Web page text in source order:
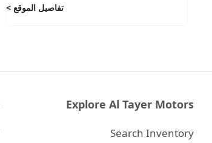
تفاصيل الموقع
Explore Al Tayer Motors
Search Inventory